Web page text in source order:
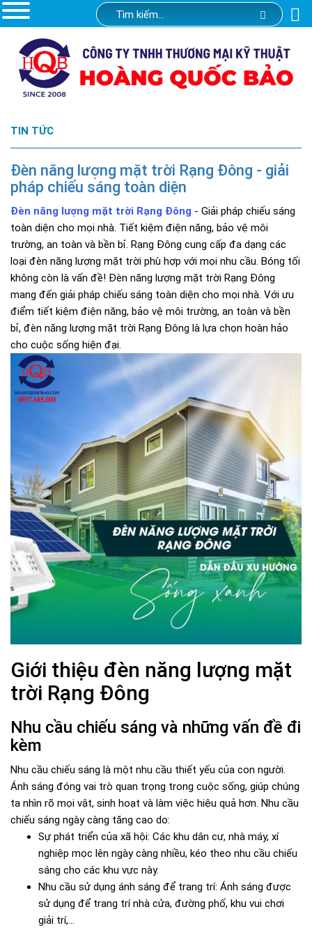
TIN TỨC
Đèn năng lượng mặt trời Rạng Đông - giải
pháp chiếu sáng toàn diện
Đèn năng lượng mặt trời Rạng Đông - Giải pháp chiếu sáng
toàn diện cho mọi nhà. Tiết kiệm điện năng, bảo vệ môi
trường, an toàn và bền bỉ. Rạng Đông cung cấp đa dạng các
loại đèn năng lượng mặt trời phù hợp với mọi nhu cầu. Bóng tối
không còn là vấn đề! Đèn năng lượng mặt trời Rạng Đông
mang đến giải pháp chiếu sáng toàn diện cho mọi nhà. Với ưu
điểm tiết kiệm điện năng, bảo vệ môi trường, an toàn và bền
bỉ, đèn năng lượng mặt trời Rạng Đông là lựa chọn hoàn hảo
cho cuộc sống hiện đại.
Giới thiệu đèn năng lượng mặt
trời Rạng Đông
Nhu cầu chiếu sáng và những vấn đề đi
kèm
Nhu cầu chiếu sáng là một nhu cầu thiết yếu của con người.
Ánh sáng đóng vai trò quan trọng trong cuộc sống, giúp chúng
ta nhìn rõ mọi vật, sinh hoạt và làm việc hiệu quả hơn. Nhu cầu
chiếu sáng ngày càng tăng cao do:
Sự phát triển của xã hội: Các khu dân cư, nhà máy, xí
nghiệp mọc lên ngày càng nhiều, kéo theo nhu cầu chiếu
sáng cho các khu vực này.
Nhu cầu sử dụng ánh sáng để trang trí: Ánh sáng được
sử dụng để trang trí nhà cửa, đường phố, khu vui chơi
giải trí,...